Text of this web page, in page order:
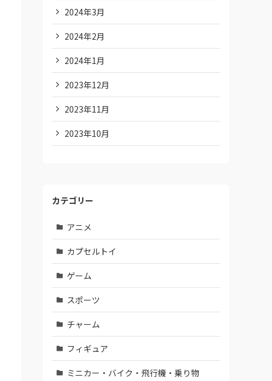
2024年3月
2024年2月
2024年1月
2023年12月
2023年11月
2023年10月
カテゴリー
アニメ
カプセルトイ
ゲーム
スポーツ
チャーム
フィギュア
ミニカー・バイク・飛行機・乗り物